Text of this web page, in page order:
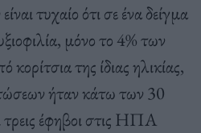
τυχαίο ότι σε ένα δείγμα
μόνο το 4% των
κορίτσια της ίδιας ηλικίας,
ήταν κάτω των 30
τρεις έφηβοι στις ΗΠΑ